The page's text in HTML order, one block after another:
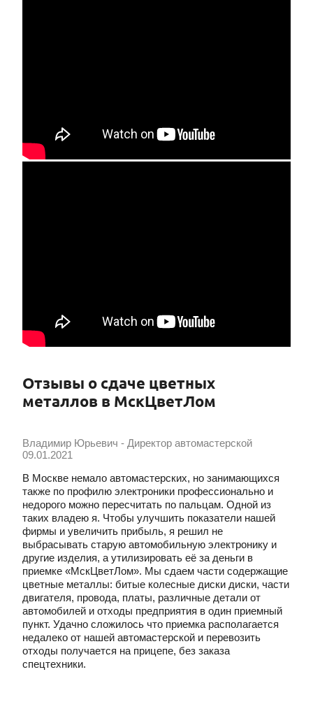
Отзывы о сдаче цветных
металлов в МскЦветЛом
Владимир Юрьевич - Директор автомастерской
09.01.2021
В Москве немало автомастерских, но занимающихся
также по профилю электроники профессионально и
недорого можно пересчитать по пальцам. Одной из
таких владею я. Чтобы улучшить показатели нашей
фирмы и увеличить прибыль, я решил не
выбрасывать старую автомобильную электронику и
другие изделия, а утилизировать её за деньги в
приемке «МскЦветЛом». Мы сдаем части содержащие
цветные металлы: битые колесные диски диски, части
двигателя, провода, платы, различные детали от
автомобилей и отходы предприятия в один приемный
пункт. Удачно сложилось что приемка располагается
недалеко от нашей автомастерской и перевозить
отходы получается на прицепе, без заказа
спецтехники.